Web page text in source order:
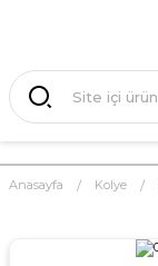
Anasayfa Kolye